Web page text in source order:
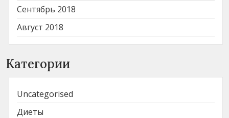
Сентябрь 2018
Август 2018
Категории
Uncategorised
Диеты